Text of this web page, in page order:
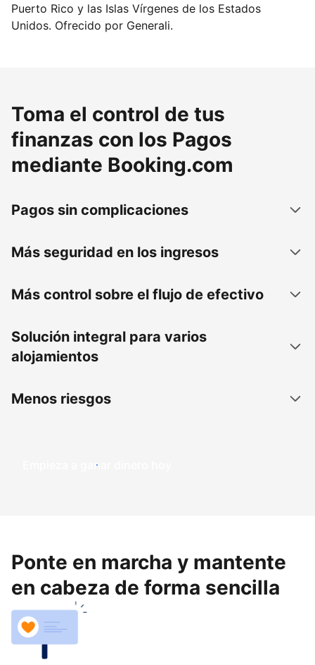
Puerto Rico y las Islas Vírgenes de los Estados
Unidos. Ofrecido por Generali.
Toma el control de tus
finanzas con los Pagos
mediante Booking.com
Pagos sin complicaciones
Más seguridad en los ingresos
Más control sobre el flujo de efectivo
Solución integral para varios
alojamientos
Menos riesgos
Empieza a ganar dinero hoy
Ponte en marcha y mantente
en cabeza de forma sencilla